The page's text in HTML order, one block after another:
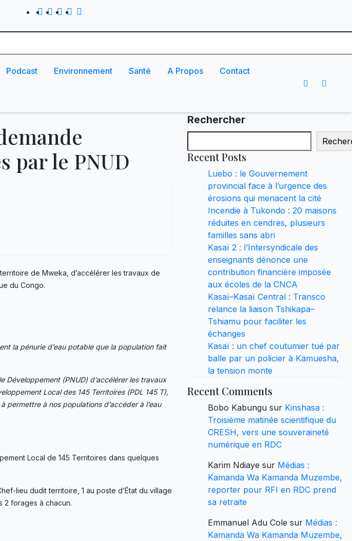
Podcast Environnement Santé A Propos Contact
par le PNUD
de Mweka, d’accélérer les travaux de
du Congo.
la pénurie d’eau potable que la population fait
Développement (PNUD) d’accélérer les travaux
Local des 145 Territoires (PDL 145 T),
permettre à nos populations d’accéder à l’eau
Local de 145 Territoires dans quelques
lieu dudit territoire, 1 au poste d’État du village
2 forages à chacun.
Rechercher
Recent Posts
Luebo : le Gouvernement
provincial face à l’urgence des
érosions qui menacent la cité
Incendie à Tukondo : 20 maisons
réduites en cendres, plusieurs
familles sans abri
Kasaï 2 : l’Intersyndicale des
enseignants dénonce une
contribution financière imposée
aux écoles de la CNCA
Kasaï–Kasaï Central : Transco
relance la liaison Tshikapa–
Tshiamu pour faciliter les
échanges
Kasaï : un chef coutumier tué par
balle par un policier à Kamuesha,
la tension monte
Recent Comments
Bobo Kabungu sur Kinshasa :
Troisième matinée scientifique du
CRESH, vers une souveraineté
numérique en RDC
Karim Ndiaye sur Médias :
Kamanda Wa Kamanda Muzembe,
reporter pour RFI en RDC prend
sa retraite
Emmanuel Adu Cole sur Médias :
Kamanda Wa Kamanda Muzembe,